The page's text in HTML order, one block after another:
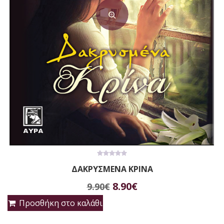
out
5
ΔΑΚΡΥΣΜΕΝΑ ΚΡΙΝΑ
9.90€ Original
8.90€Η
Προσθήκη στο καλάθι